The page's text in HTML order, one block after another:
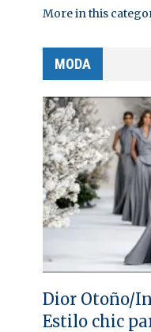
More in this
MODA
Dior Otoño/
Estilo chic